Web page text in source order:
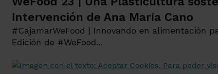
Intervención de Ana María Cano
#CajamarWeFood | Innovando en alimentación
Edición de #WeFood...